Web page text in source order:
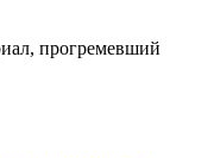
прогремевший